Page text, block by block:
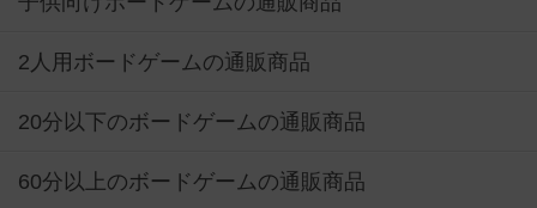
2人用ボードゲームの通販商品
20分以下のボードゲームの通販商品
60分以上のボードゲームの通販商品